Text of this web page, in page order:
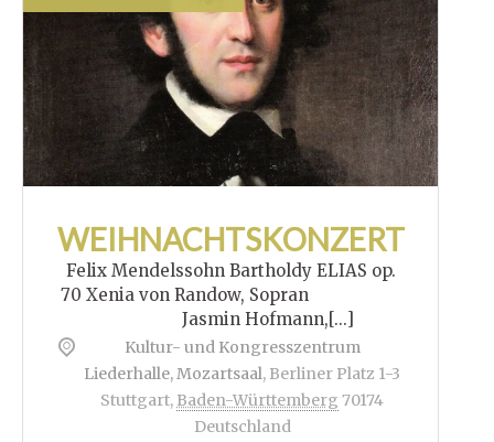
WEIHNACHTSKONZERT
Felix Mendelssohn Bartholdy ELIAS op.
70 Xenia von Randow, Sopran
Jasmin Hofmann,[...]
Kultur- und Kongresszentrum
Liederhalle, Mozartsaal, Berliner Platz 1-3
Stuttgart, Baden-Württemberg 70174
Deutschland